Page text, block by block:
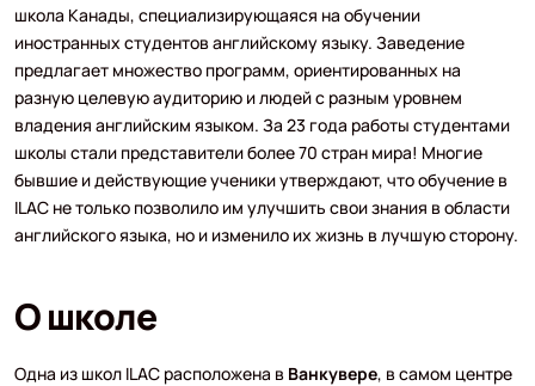
школа Канады, специализирующаяся на обучении
иностранных студентов английскому языку. Заведение
предлагает множество программ, ориентированных на
разную целевую аудиторию и людей с разным уровнем
владения английским языком. За 23 года работы студентами
школы стали представители более 70 стран мира! Многие
бывшие и действующие ученики утверждают, что обучение в
ILAC не только позволило им улучшить свои знания в области
английского языка, но и изменило их жизнь в лучшую сторону.
О школе
Одна из школ ILAC расположена в Ванкувере, в самом центре